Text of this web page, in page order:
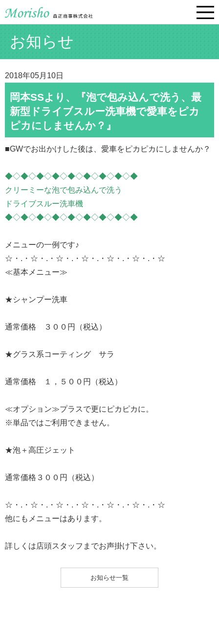
お知らせ
2018年05月10日
岡本SSより、『泡で包み込んで洗う、最
新型ドライブスルー洗車機で愛車をピカ
ピカにしませんか？』
■GWでお出かけした後は、愛車をピカピカにしませんか？
◆◇◆◇◆◇◆◇◆◇◆◇◆◇◆◇◆
クリーミーな泡で包み込んで洗う
ドライブスルー洗車機
◆◇◆◇◆◇◆◇◆◇◆◇◆◇◆◇◆
メニューの一例です♪
☆・.・☆・.・☆・.・☆・.・☆・.・☆・.・☆
≪基本メニュー≫
★シャンプー洗車
通常価格 ３００円（税込）
★グラス系コーティング サラ
通常価格 １，５００円（税込）
≪オプション≫プラスで更にピカピカに。
※単品ではご利用できません。
★泡＋高圧ジェット
通常価格３００円（税込）
☆・.・☆・.・☆・.・☆・.・☆・.・☆・.・☆
他にもメニューはあります。
詳しくは店頭スタッフまでお声掛け下さい。
お知らせ一覧